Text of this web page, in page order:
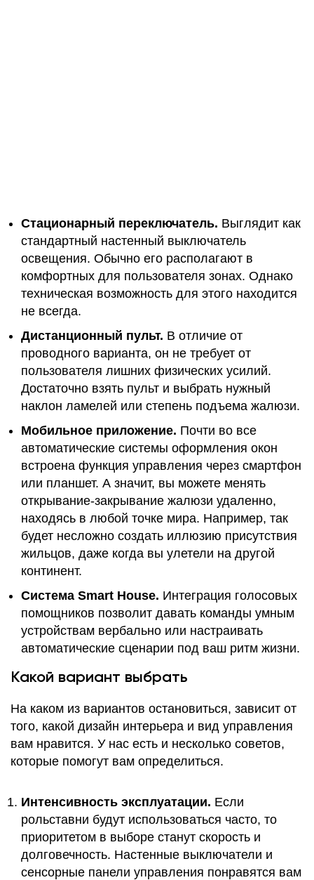
Стационарный переключатель. Выглядит как
стандартный настенный выключатель
освещения. Обычно его располагают в
комфортных для пользователя зонах. Однако
техническая возможность для этого находится
не всегда.
Дистанционный пульт. В отличие от
проводного варианта, он не требует от
пользователя лишних физических усилий.
Достаточно взять пульт и выбрать нужный
наклон ламелей или степень подъема жалюзи.
Мобильное приложение. Почти во все
автоматические системы оформления окон
встроена функция управления через смартфон
или планшет. А значит, вы можете менять
открывание-закрывание жалюзи удаленно,
находясь в любой точке мира. Например, так
будет несложно создать иллюзию присутствия
жильцов, даже когда вы улетели на другой
континент.
Система Smart House. Интеграция голосовых
помощников позволит давать команды умным
устройствам вербально или настраивать
автоматические сценарии под ваш ритм жизни.
Какой вариант выбрать
На каком из вариантов остановиться, зависит от
того, какой дизайн интерьера и вид управления
вам нравится. У нас есть и несколько советов,
которые помогут вам определиться.
Интенсивность эксплуатации. Если
рольставни будут использоваться часто, то
приоритетом в выборе станут скорость и
долговечность. Настенные выключатели и
сенсорные панели управления понравятся вам